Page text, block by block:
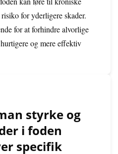
for yderligere skader.
for at forhindre alvorlige
og mere effektiv
styrke og
i foden
specifik